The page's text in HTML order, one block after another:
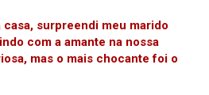
casa, surpreendi meu marido
com a amante na nossa
mas o mais chocante foi o